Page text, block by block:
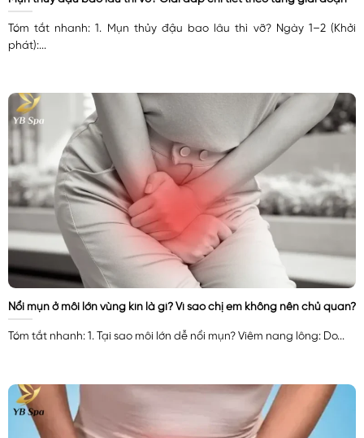
Tóm tắt nhanh: 1. Mụn thủy đậu bao lâu thì vỡ? Ngày 1–2 (Khởi
phát):...
Nổi mụn ở môi lớn vùng kín là gì? Vì sao chị em không nên chủ quan?
Tóm tắt nhanh: 1. Tại sao môi lớn dễ nổi mụn? Viêm nang lông: Do...